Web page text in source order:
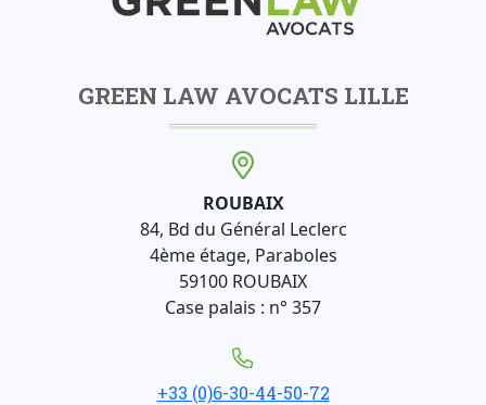
GREEN LAW AVOCATS LILLE
ROUBAIX
84, Bd du Général Leclerc
4ème étage, Paraboles
59100 ROUBAIX
Case palais : n° 357
+33 (0)6-30-44-50-72